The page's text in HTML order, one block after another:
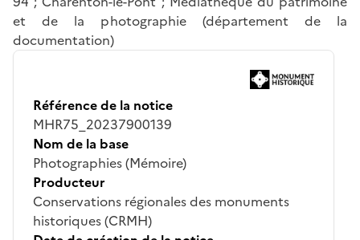
et de la photographie (département de la
documentation)
Référence de la notice
MHR75_20237900139
Nom de la base
Photographies (Mémoire)
Producteur
Conservations régionales des monuments
historiques (CRMH)